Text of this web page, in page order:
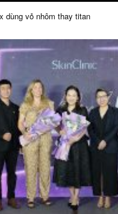
dùng vỏ nhôm thay titan